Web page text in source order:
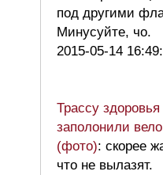
под другими
Минусуйте, чо.
2015-05-14
Трассу здоровья
заполонили
(фото): скорее
что не вылазят.